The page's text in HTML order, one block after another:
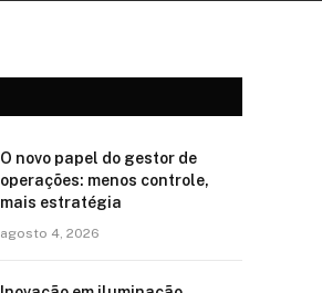
O novo papel do gestor de
operações: menos controle,
mais estratégia
agosto 4, 2026